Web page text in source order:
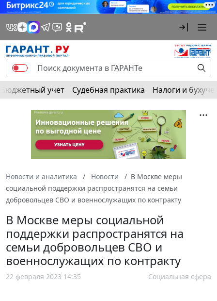
Бюджетный учет Судебная практика Налоги и
Новости и аналитика Новости
В Москве меры
социальной поддержки распространятся на семьи
добровольцев СВО и военнослужащих по контракту
В Москве меры социальной
поддержки распространятся на
семьи добровольцев СВО и
военнослужащих по контракту
22 февраля 2023 14:35 Социальная сфера